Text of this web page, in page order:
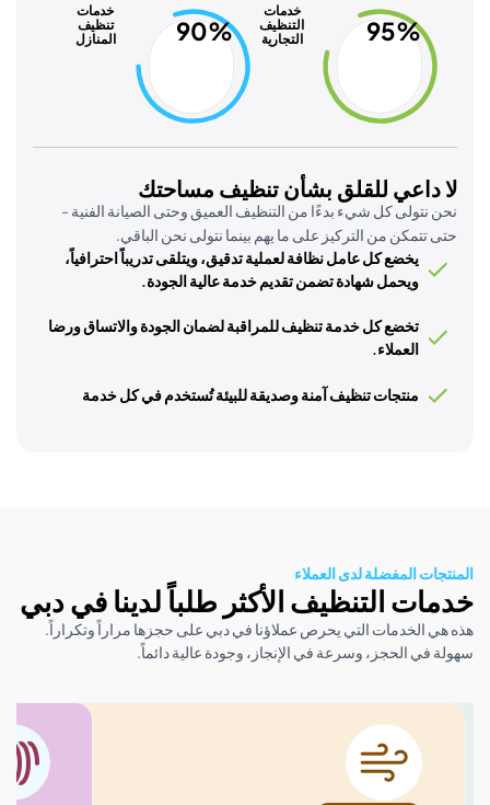
95%
خدمات
التنظيف
90%
خدمات
للقلق بشأن تنظيف مساحتك
كل شيء بدءًا من التنظيف العميق وحتى الصيانة الفنية -
من التركيز على ما يهم بينما نتولى نحن الباقي.
يخضع كل عامل نظافة لعملية تدقيق، ويتلقى تدريباً احترافياً،
ويحمل شهادة تضمن تقديم خدمة عالية الجودة.
تخضع كل خدمة تنظيف للمراقبة لضمان الجودة والاتساق ورضا
العملاء.
منتجات تنظيف آمنة وصديقة للبيئة تُستخدم في كل خدمة
المفضلة لدى العملاء
التنظيف الأكثر طلباً لدينا في دبي
التي يحرص عملاؤنا في دبي على حجزها مراراً وتكراراً.
الحجز، وسرعة في الإنجاز، وجودة عالية دائماً.